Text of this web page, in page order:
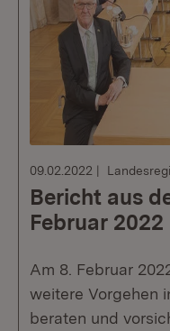
09.02.2022
Bericht aus
Februar 2022
Am 8. Februar
weitere Vorgehen
beraten und